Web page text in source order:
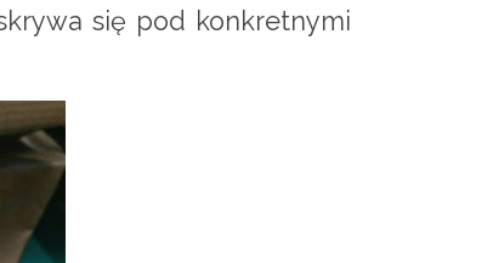
się pod konkretnymi